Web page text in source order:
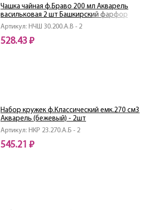
Артикул: НЧШ 30.200.А.В - 2
Чашка чайная ф.Браво 200 мл Акварель
васильковая 2 шт Башкирский фарфор
528.43 ₽
Артикул: НКР 23.270.А.Б - 2
Набор кружек ф.Классический емк.270 см3
Акварель (бежевый) - 2шт
545.21 ₽